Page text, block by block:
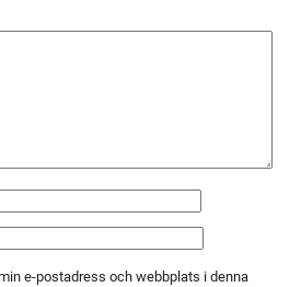
e-postadress och webbplats i denna